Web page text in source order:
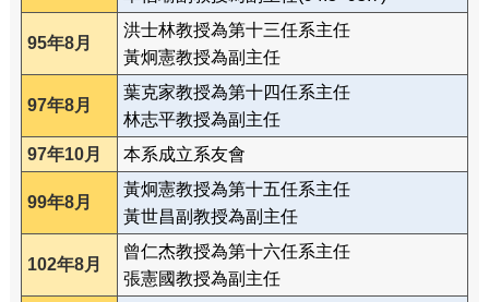
95年8月
洪士林教授為第十三任系主任
黃炯憲教授為副主任
97年8月
葉克家教授為第十四任系主任
林志平教授為副主任
97年10月
本系成立系友會
99年8月
黃炯憲教授為第十五任系主任
黃世昌副教授為副主任
102年8月
曾仁杰教授為第十六任系主任
張憲國教授為副主任